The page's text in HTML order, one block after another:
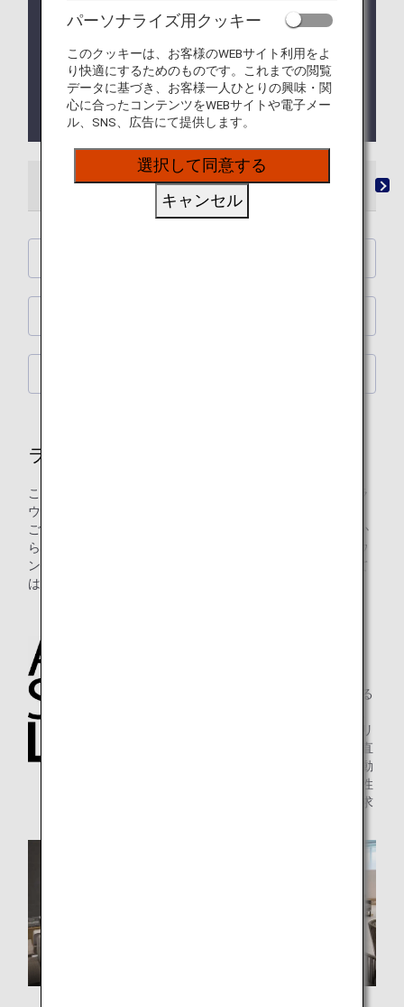
ある場合がございます。
ホノルルのANA LOUNGEおよびANA SUITE
LOUNGEにてショッピングサイト「ANA
STORE@SKY」をご利用いただけます。ANA Wi-Fi
Serviceを利用して、ANA SKY SHOP掲載商品や
ANA限定商品をご購入ください！
ラウンジ 「ANA SUITE LOUNGE」ご利用券
ラウンジ
このページでは、ANAグループ運航便国際線ご利用の際のラ
ウンジのご入室について詳しくご紹介します。
ご注意：日本国外の空港にて、ANAグループ運航便国際線か
ら他の航空会社運航の国内便にお乗り継ぎの場合には、ラウ
ンジ入室基準が異なる場合がございます。入室基準に関して
は各運航会社にお問い合わせください。
上質で落ち着きのある
搭乗口に最も近いエリ
アに設置し、機内へ直
接ご搭乗いただける動
線を作ることで快適性
とともに利便性を追求
パーソナライズ用クッキー
このクッキーは、お客様のWEBサイト利用をよ
り快適にするためのものです。これまでの閲覧
データに基づき、お客様一人ひとりの興味・関
心に合ったコンテンツをWEBサイトや電子メー
ル、SNS、広告にて提供します。
選択して同意する
キャンセル